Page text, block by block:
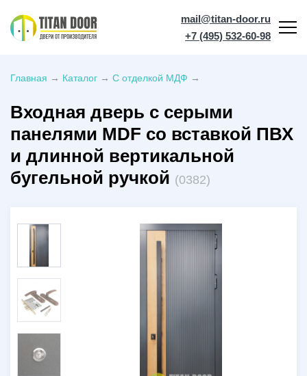
mail@titan-door.ru
+7 (495) 532-60-98
Главная → Каталог → С отделкой МДФ →
Входная дверь с серыми
панелями MDF со вставкой ПВХ
и длинной вертикальной
бугельной ручкой (0382)